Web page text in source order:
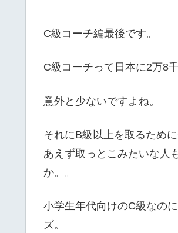
C級コーチ編最後です。
C級コーチって日本に2万8
意外と少ないですよね。
それにB級以上を取るため
あえず取っとこみたいな人
か。。
小学生年代向けのC級なの
ズ。